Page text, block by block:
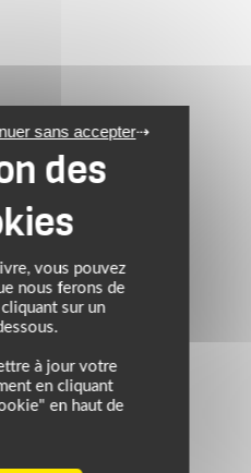
vous pouvez
nous ferons de
sur un
à jour votre
en cliquant
en haut de
sans accepter